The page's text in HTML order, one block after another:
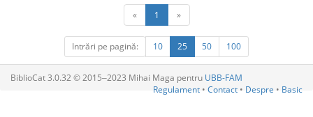
« 1 »
Intrări pe pagină: 10 25 50 100
BiblioCat 3.0.32 © 2015‒2023 Mihai Maga pentru UBB-FAM
Regulament • Contact • Despre • Basic